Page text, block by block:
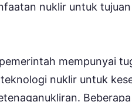
nuklir untuk
mempunyai
nuklir untuk